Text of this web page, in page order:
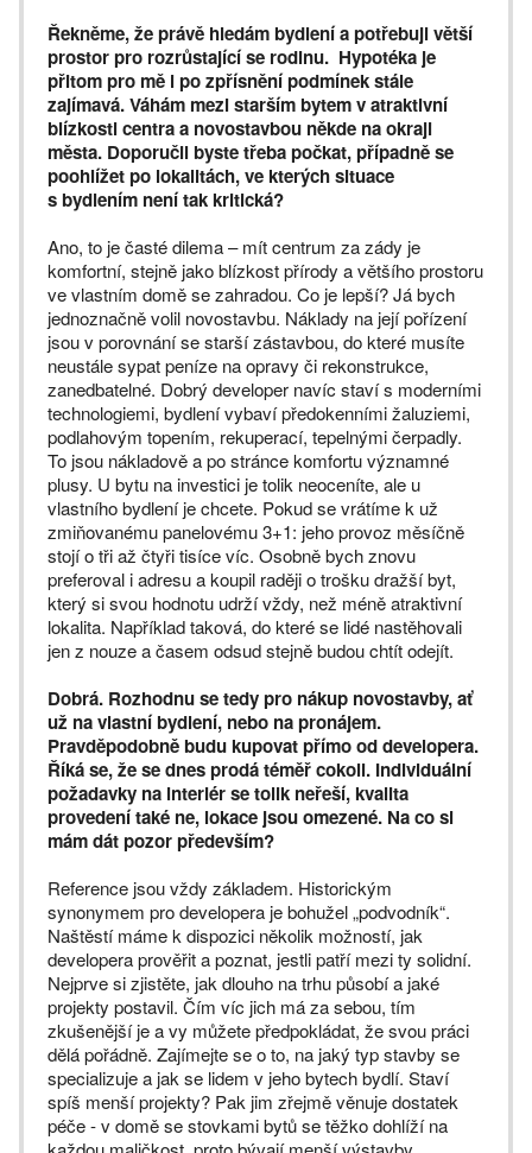
Řekněme, že právě hledám bydlení a potřebuji větší
prostor pro rozrůstající se rodinu. Hypotéka je
přitom pro mě i po zpřísnění podmínek stále
zajímavá. Váhám mezi starším bytem v atraktivní
blízkosti centra a novostavbou někde na okraji
města. Doporučil byste třeba počkat, případně se
poohlížet po lokalitách, ve kterých situace
s bydlením není tak kritická?
Ano, to je časté dilema – mít centrum za zády je
komfortní, stejně jako blízkost přírody a většího prostoru
ve vlastním domě se zahradou. Co je lepší? Já bych
jednoznačně volil novostavbu. Náklady na její pořízení
jsou v porovnání se starší zástavbou, do které musíte
neustále sypat peníze na opravy či rekonstrukce,
zanedbatelné. Dobrý developer navíc staví s moderními
technologiemi, bydlení vybaví předokenními žaluziemi,
podlahovým topením, rekuperací, tepelnými čerpadly.
To jsou nákladově a po stránce komfortu významné
plusy. U bytu na investici je tolik neoceníte, ale u
vlastního bydlení je chcete. Pokud se vrátíme k už
zmiňovanému panelovému 3+1: jeho provoz měsíčně
stojí o tři až čtyři tisíce víc. Osobně bych znovu
preferoval i adresu a koupil raději o trošku dražší byt,
který si svou hodnotu udrží vždy, než méně atraktivní
lokalita. Například taková, do které se lidé nastěhovali
jen z nouze a časem odsud stejně budou chtít odejít.
Dobrá. Rozhodnu se tedy pro nákup novostavby, ať
už na vlastní bydlení, nebo na pronájem.
Pravděpodobně budu kupovat přímo od developera.
Říká se, že se dnes prodá téměř cokoli. Individuální
požadavky na interiér se tolik neřeší, kvalita
provedení také ne, lokace jsou omezené. Na co si
mám dát pozor především?
Reference jsou vždy základem. Historickým
synonymem pro developera je bohužel „podvodník“.
Naštěstí máme k dispozici několik možností, jak
developera prověřit a poznat, jestli patří mezi ty solidní.
Nejprve si zjistěte, jak dlouho na trhu působí a jaké
projekty postavil. Čím víc jich má za sebou, tím
zkušenější je a vy můžete předpokládat, že svou práci
dělá pořádně. Zajímejte se o to, na jaký typ stavby se
specializuje a jak se lidem v jeho bytech bydlí. Staví
spíš menší projekty? Pak jim zřejmě věnuje dostatek
péče - v domě se stovkami bytů se těžko dohlíží na